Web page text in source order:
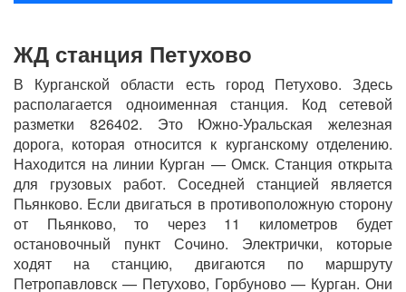
ЖД станция Петухово
В Курганской области есть город Петухово. Здесь
располагается одноименная станция. Код сетевой
разметки 826402. Это Южно-Уральская железная
дорога, которая относится к курганскому отделению.
Находится на линии Курган — Омск. Станция открыта
для грузовых работ. Соседней станцией является
Пьянково. Если двигаться в противоположную сторону
от Пьянково, то через 11 километров будет
остановочный пункт Сочино. Электрички, которые
ходят на станцию, двигаются по маршруту
Петропавловск — Петухово, Горбуново — Курган. Они